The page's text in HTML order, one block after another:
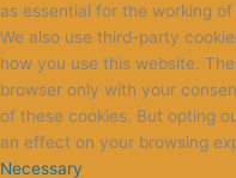
as essential for the working
We also use third-party
how you use this website.
browser only with your
of these cookies. But opting
an effect on your browsing
Necessary